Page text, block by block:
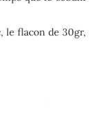
le flacon de 30gr,